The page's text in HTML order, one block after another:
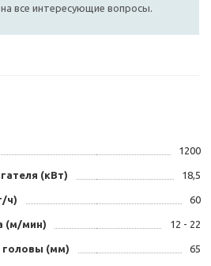
все интересующие вопросы.
1200
(кВт) 18,5
ч) 60
(м/мин) 12 - 22
головы (мм) 65